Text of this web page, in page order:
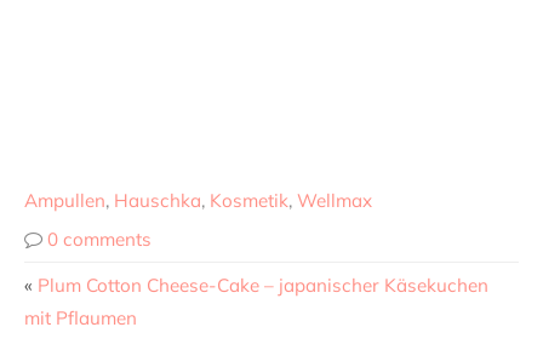
Ampullen, Hauschka, Kosmetik, Wellmax
0 comments
« Plum Cotton Cheese-Cake – japanischer Käsekuchen
mit Pflaumen